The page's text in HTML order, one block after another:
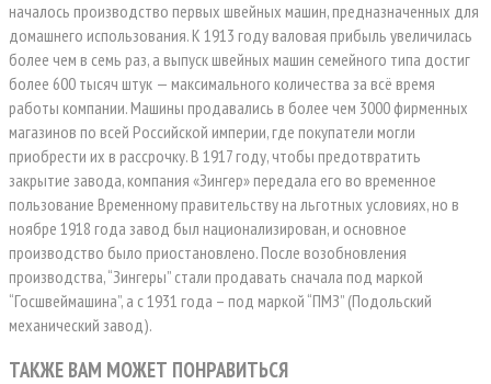
началось производство первых швейных машин, предназначенных для
домашнего использования. К 1913 году валовая прибыль увеличилась
более чем в семь раз, а выпуск швейных машин семейного типа достиг
более 600 тысяч штук — максимального количества за всё время
работы компании. Машины продавались в более чем 3000 фирменных
магазинов по всей Российской империи, где покупатели могли
приобрести их в рассрочку. В 1917 году, чтобы предотвратить
закрытие завода, компания «Зингер» передала его во временное
пользование Временному правительству на льготных условиях, но в
ноябре 1918 года завод был национализирован, и основное
производство было приостановлено. После возобновления
производства, “Зингеры” стали продавать сначала под маркой
“Госшвеймашина”, а с 1931 года – под маркой “ПМЗ” (Подольский
механический завод).
ТАКЖЕ ВАМ МОЖЕТ ПОНРАВИТЬСЯ